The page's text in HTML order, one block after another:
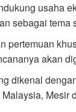
usaha
sebagai tema
pertemuan
akan
dikenal
Mesir